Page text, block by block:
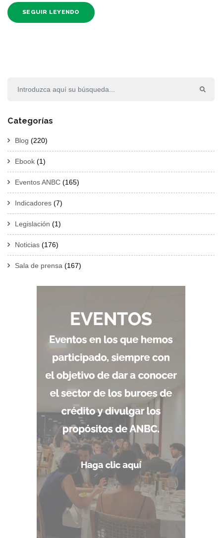
SEGUIR LEYENDO
Categorías
Blog (220)
Ebook (1)
Eventos ANBC (165)
Indicadores (7)
Legislación (1)
Noticias (176)
Sala de prensa (167)